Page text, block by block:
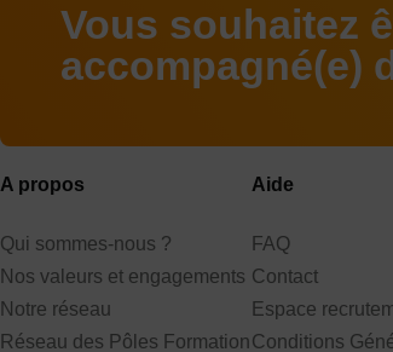
Vous souhaitez
accompagné(e)
A propos
Qui sommes-nous ?
Nos valeurs et engagements
Notre réseau
Réseau des Pôles Formation
Aide
FAQ
Contact
Espace
Conditions